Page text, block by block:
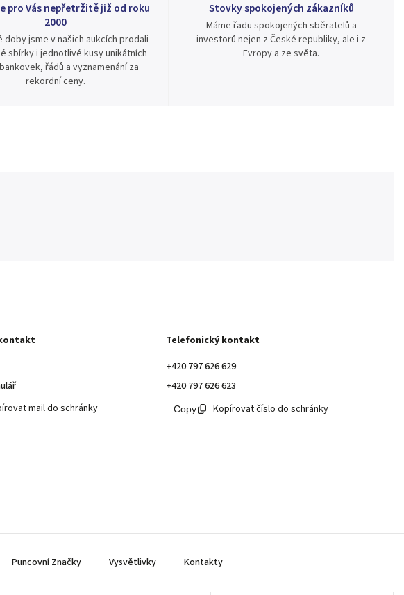
pro Vás nepřetržitě již od roku
2000
doby jsme v našich aukcích prodali
sbírky i jednotlivé kusy unikátních
řádů a vyznamenání za
rekordní ceny.
Stovky spokojených zákazníků
Máme řadu spokojených sběratelů a
investorů nejen z České republiky, ale i z
Evropy a ze světa.
mail do schránky
Telefonický kontakt
+420 797 626 629
+420 797 626 623
Kopírovat číslo do schránky
Puncovní Značky Vysvětlivky Kontakty